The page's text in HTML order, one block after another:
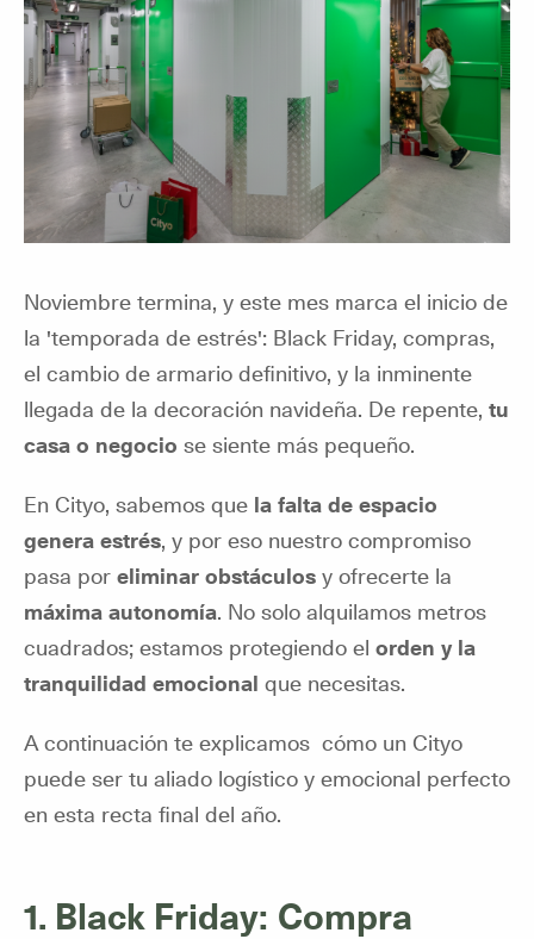
Noviembre termina, y este mes marca el inicio de
la 'temporada de estrés': Black Friday, compras,
el cambio de armario definitivo, y la inminente
llegada de la decoración navideña. De repente, tu
casa o negocio se siente más pequeño.
En Cityo, sabemos que la falta de espacio
genera estrés, y por eso nuestro compromiso
pasa por eliminar obstáculos y ofrecerte la
máxima autonomía. No solo alquilamos metros
cuadrados; estamos protegiendo el orden y la
tranquilidad emocional que necesitas.
A continuación te explicamos cómo un Cityo
puede ser tu aliado logístico y emocional perfecto
en esta recta final del año.
1. Black Friday: Compra